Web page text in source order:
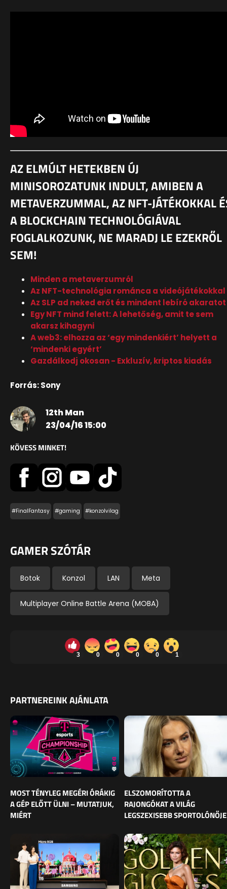
AZ ELMÚLT HETEKBEN ÚJ
MINISOROZATUNK INDULT, AMIBEN A
METAVERZUMMAL, AZ NFT-JÁTÉKOKKAL
A BLOCKCHAIN TECHNOLÓGIÁVAL
FOGLALKOZUNK, NE MARADJ LE EZEKRŐL
SEM!
Minden a metaverzumról
Az NFT-technológia románca a videójátékokkal
Az SLP ad neked erőt és mindent lebíró akaratot
Egy NFT mind felett: A lehetőség, amit te sem
akarsz kihagyni
A web3: elhozza az ‘egy mindenkiért’ helyett a
‘mindenki egyért’
Gazdálkodj okosan - Exkluzív, kriptos kiadás
Forrás: Sony
12th Man
23/04/16 15:00
KÖVESS MINKET!
#FinalFantasy #gaming #konzolvilag
GAMER SZÓTÁR
Botok Konzol LAN Meta
Multiplayer Online Battle Arena (MOBA)
3 0 0 0 0 1
PARTNEREINK AJÁNLATA
MOST TÉNYLEG MEGÉRI ÓRÁKIG
A GÉP ELŐTT ÜLNI – MUTATJUK,
MIÉRT
ELSZOMORÍTOTTA A
RAJONGÓKAT A VILÁG
LEGSZEXISEBB SPORTOLÓNŐJE